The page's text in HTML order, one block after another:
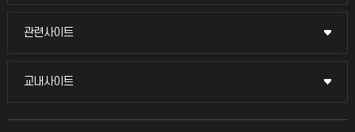
묻고 답하기
관련사이트
관련사이트
국방헬프콜
교내사이트
교내사이트
교수회